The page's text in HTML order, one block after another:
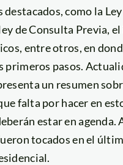
como la Ley
de Consulta Previa,
entre otros, en
primeros pasos.
un resumen
falta por hacer en
estar en agenda.
tocados en el